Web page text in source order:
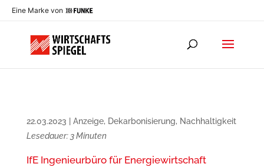
Eine Marke von
22.03.2023 Anzeige, Dekarbonisierung, Nachhaltigkeit
Lesedauer: 3 Minuten
IfE Ingenieurbüro für Energiewirtschaft